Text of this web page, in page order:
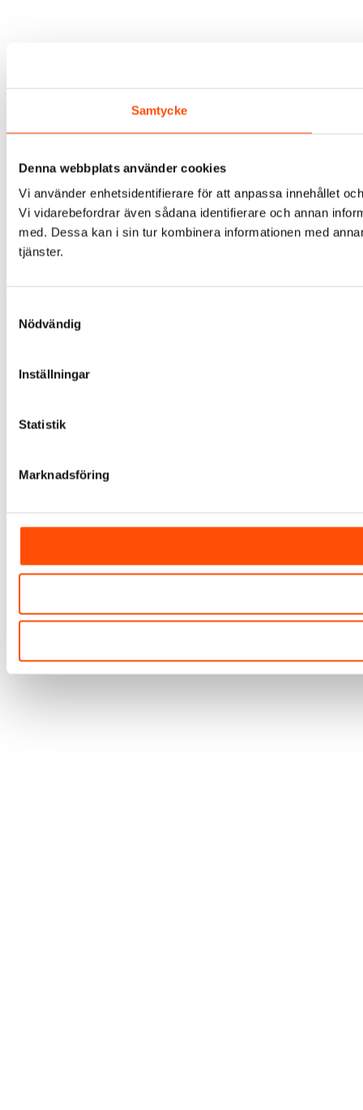
Samtycke
Denna webbplats använder cookies
Vi använder enhetsidentifierare för att anpassa innehållet
Vi vidarebefordrar även sådana identifierare och annan
med. Dessa kan i sin tur kombinera informationen med
tjänster.
Nödvändig
Inställningar
Statistik
Marknadsföring